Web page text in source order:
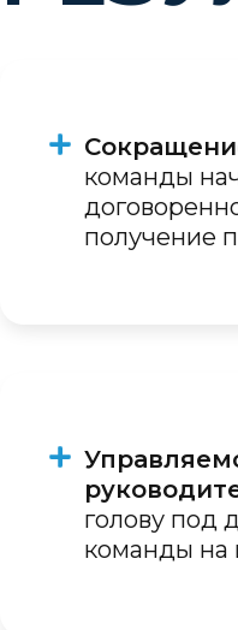
команды
получение
голову под
команды на